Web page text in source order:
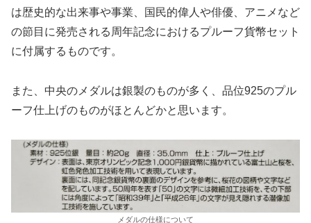
は歴史的な出来事や事業、国民的偉人や俳優、アニメなど
の節目に発売される周年記念におけるプルーフ貨幣セット
に付属するものです。
また、中央のメダルは銀製のものが多く、品位925のプル
ーフ仕上げのものがほとんどかと思います。
メダルの仕様について